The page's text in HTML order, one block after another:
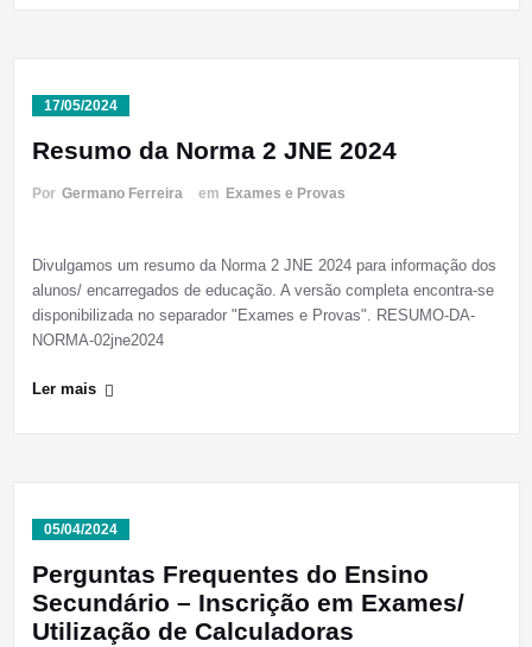
17/05/2024
Resumo da Norma 2 JNE 2024
Por Germano Ferreira em Exames e Provas
Divulgamos um resumo da Norma 2 JNE 2024 para informação dos
alunos/ encarregados de educação. A versão completa encontra-se
disponibilizada no separador "Exames e Provas". RESUMO-DA-
NORMA-02jne2024
Ler mais
05/04/2024
Perguntas Frequentes do Ensino
Secundário – Inscrição em Exames/
Utilização de Calculadoras